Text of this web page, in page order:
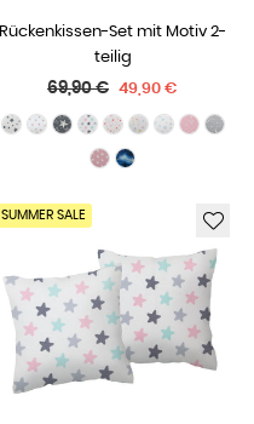
Rückenkissen-Set mit Motiv 2-
teilig
Normaler
Preis
69,90 € 49,90 €
SUMMER SALE